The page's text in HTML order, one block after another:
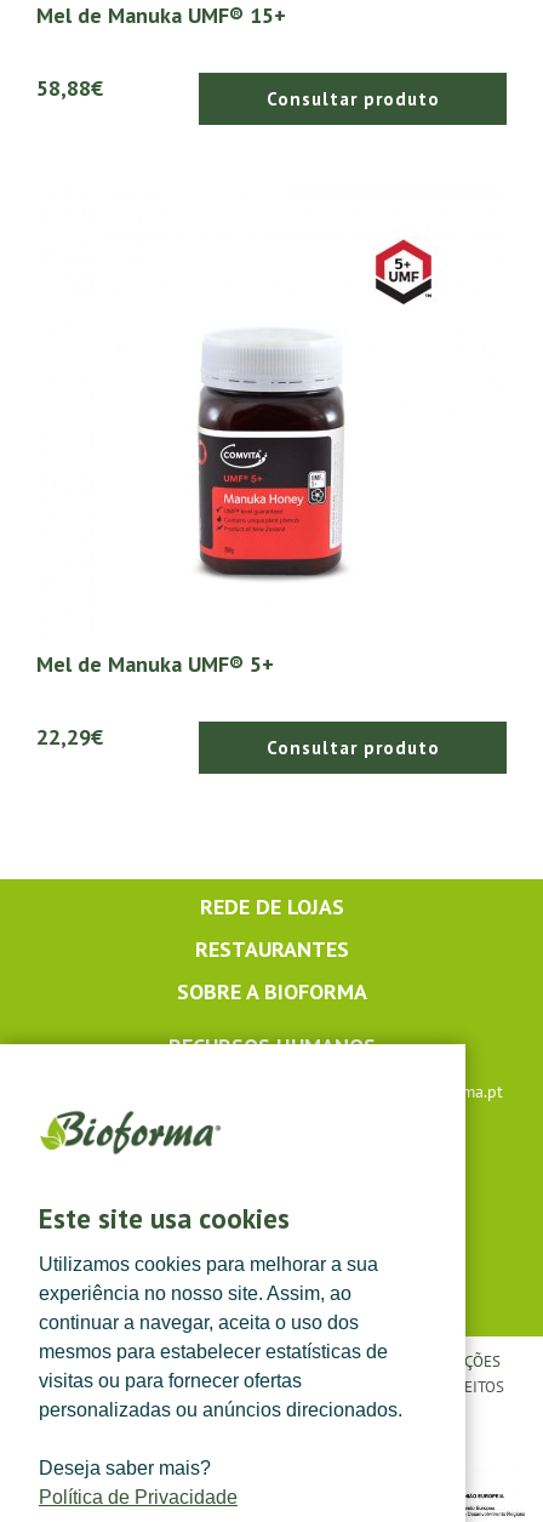
Este site usa cookies
Utilizamos cookies para melhorar a sua
experiência no nosso site. Assim, ao
continuar a navegar, aceita o uso dos
mesmos para estabelecer estatísticas de
visitas ou para fornecer ofertas
personalizadas ou anúncios direcionados.
Deseja saber mais?
Política de Privacidade
Mel de Manuka UMF® 15+
58,88€ Consultar produto
Mel de Manuka UMF® 5+
22,29€ Consultar produto
REDE DE LOJAS
RESTAURANTES
SOBRE A BIOFORMA
RECURSOS HUMANOS
lojaonline@bioforma.pt
(dias úteis das 8h30 às 13h e das 14h às 17h30)
POLÍTICA DE PRIVACIDADE|TERMOS E CONDIÇÕES
CONDIÇÕES
GERAIS DE VENDA | ©TOPFARMA, LDA. 2022.
TODOS OS DIREITOS
RESERVADOS.